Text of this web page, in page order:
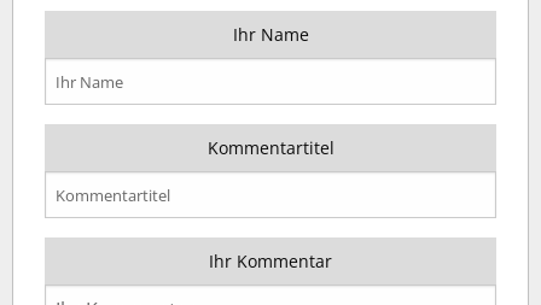
Ihr Name
Kommentartitel
Ihr Kommentar